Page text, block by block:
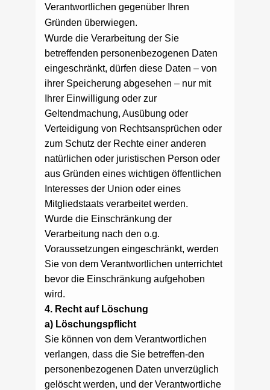
Verantwortlichen gegenüber Ihren
Gründen überwiegen.
Wurde die Verarbeitung der Sie
betreffenden personenbezogenen Daten
eingeschränkt, dürfen diese Daten – von
ihrer Speicherung abgesehen – nur mit
Ihrer Einwilligung oder zur
Geltendmachung, Ausübung oder
Verteidigung von Rechtsansprüchen oder
zum Schutz der Rechte einer anderen
natürlichen oder juristischen Person oder
aus Gründen eines wichtigen öffentlichen
Interesses der Union oder eines
Mitgliedstaats verarbeitet werden.
Wurde die Einschränkung der
Verarbeitung nach den o.g.
Voraussetzungen eingeschränkt, werden
Sie von dem Verantwortlichen unterrichtet
bevor die Einschränkung aufgehoben
wird.
4. Recht auf Löschung
a) Löschungspflicht
Sie können von dem Verantwortlichen
verlangen, dass die Sie betreffen-den
personenbezogenen Daten unverzüglich
gelöscht werden, und der Verantwortliche